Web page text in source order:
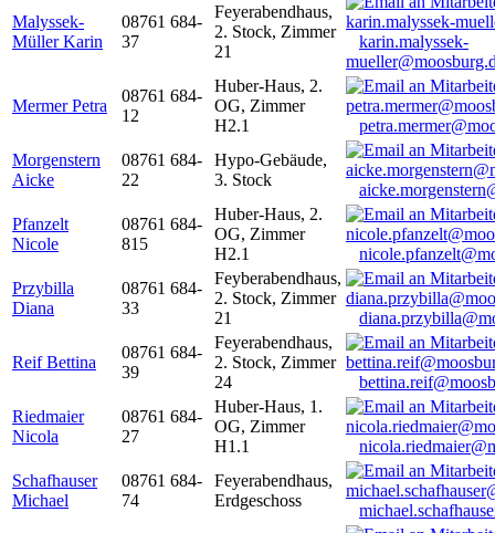
Malyssek-
Müller Karin
08761 684-
37
Feyerabendhaus,
2. Stock, Zimmer
21
karin.malyssek-
Mermer Petra
08761 684-
12
Huber-Haus, 2.
OG, Zimmer
H2.1
Morgenstern
Aicke
08761 684-
22
Hypo-Gebäude,
3. Stock
Pfanzelt
Nicole
08761 684-
815
Huber-Haus, 2.
OG, Zimmer
H2.1
Przybilla
Diana
08761 684-
33
Feyberabendhaus,
2. Stock, Zimmer
21
Reif Bettina
08761 684-
39
Feyerabendhaus,
2. Stock, Zimmer
24
Riedmaier
Nicola
08761 684-
27
Huber-Haus, 1.
OG, Zimmer
H1.1
Schafhauser
Michael
08761 684-
74
Feyerabendhaus,
Erdgeschoss